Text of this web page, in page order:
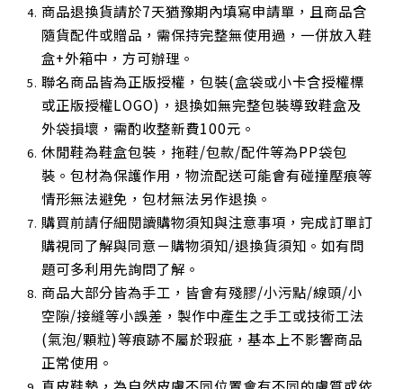
商品退換貨請於7天猶豫期內填寫申請單，且商品含
隨貨配件或贈品，需保持完整無使用過，一併放入鞋
盒+外箱中，方可辦理。
聯名商品皆為正版授權，包裝(盒袋或小卡含授權標
或正版授權LOGO)，退換如無完整包裝導致鞋盒及
外袋損壞，需酌收整新費100元。
休閒鞋為鞋盒包裝，拖鞋/包款/配件等為PP袋包
裝。包材為保護作用，物流配送可能會有碰撞壓痕等
情形無法避免，包材無法另作退換。
購買前請仔細閱讀購物須知與注意事項，完成訂單訂
購視同了解與同意－購物須知/退換貨須知。如有問
題可多利用先詢問了解。
商品大部分皆為手工，皆會有殘膠/小污點/線頭/小
空隙/接縫等小誤差，製作中產生之手工或技術工法
(氣泡/顆粒)等痕跡不屬於瑕疵，基本上不影響商品
正常使用 。